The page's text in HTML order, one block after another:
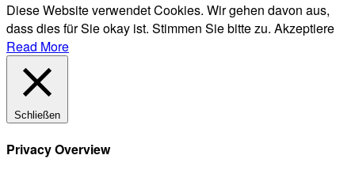
Diese Website verwendet Cookies. Wir gehen davon aus,
dass dies für Sie okay ist. Stimmen Sie bitte zu. Akzeptiere
Read More
Schließen
Privacy Overview